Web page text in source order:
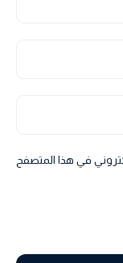
في هذا المتصفح